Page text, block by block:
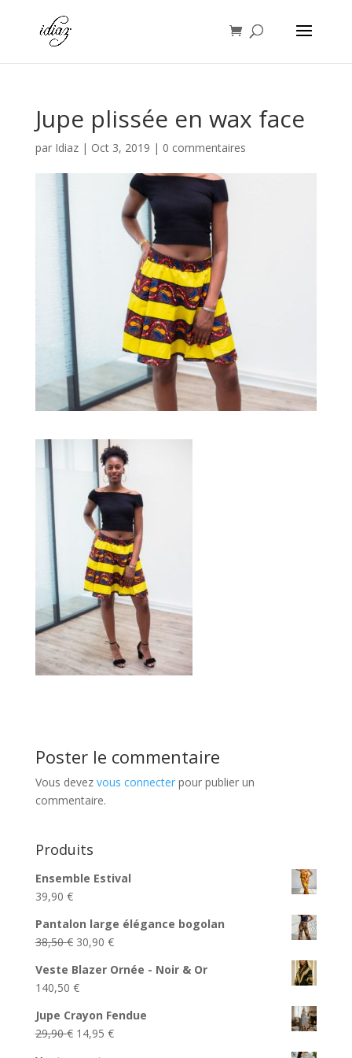
Jupe plissée en wax face
par Idiaz| Oct 3, 2019 | 0 commentaires
Poster le commentaire
Vous devez vous connecterpour publier un
commentaire.
Produits
Ensemble Estival
39,90 €
Pantalon large élégance bogolan
38,50€ Le
initial
était :
38,50 €.
30,90 €Le
actuel
30,90 €.
Veste Blazer Ornée - Noir & Or
140,50 €
Jupe Crayon Fendue
29,90€ Le
14,95 €Le